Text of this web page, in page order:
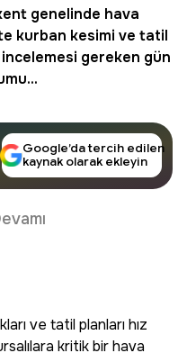
genelinde hava
kurban kesimi ve tatil
gereken gün
Google’da tercih edilen
kaynak olarak ekleyin
ve tatil planları hız
kritik bir hava